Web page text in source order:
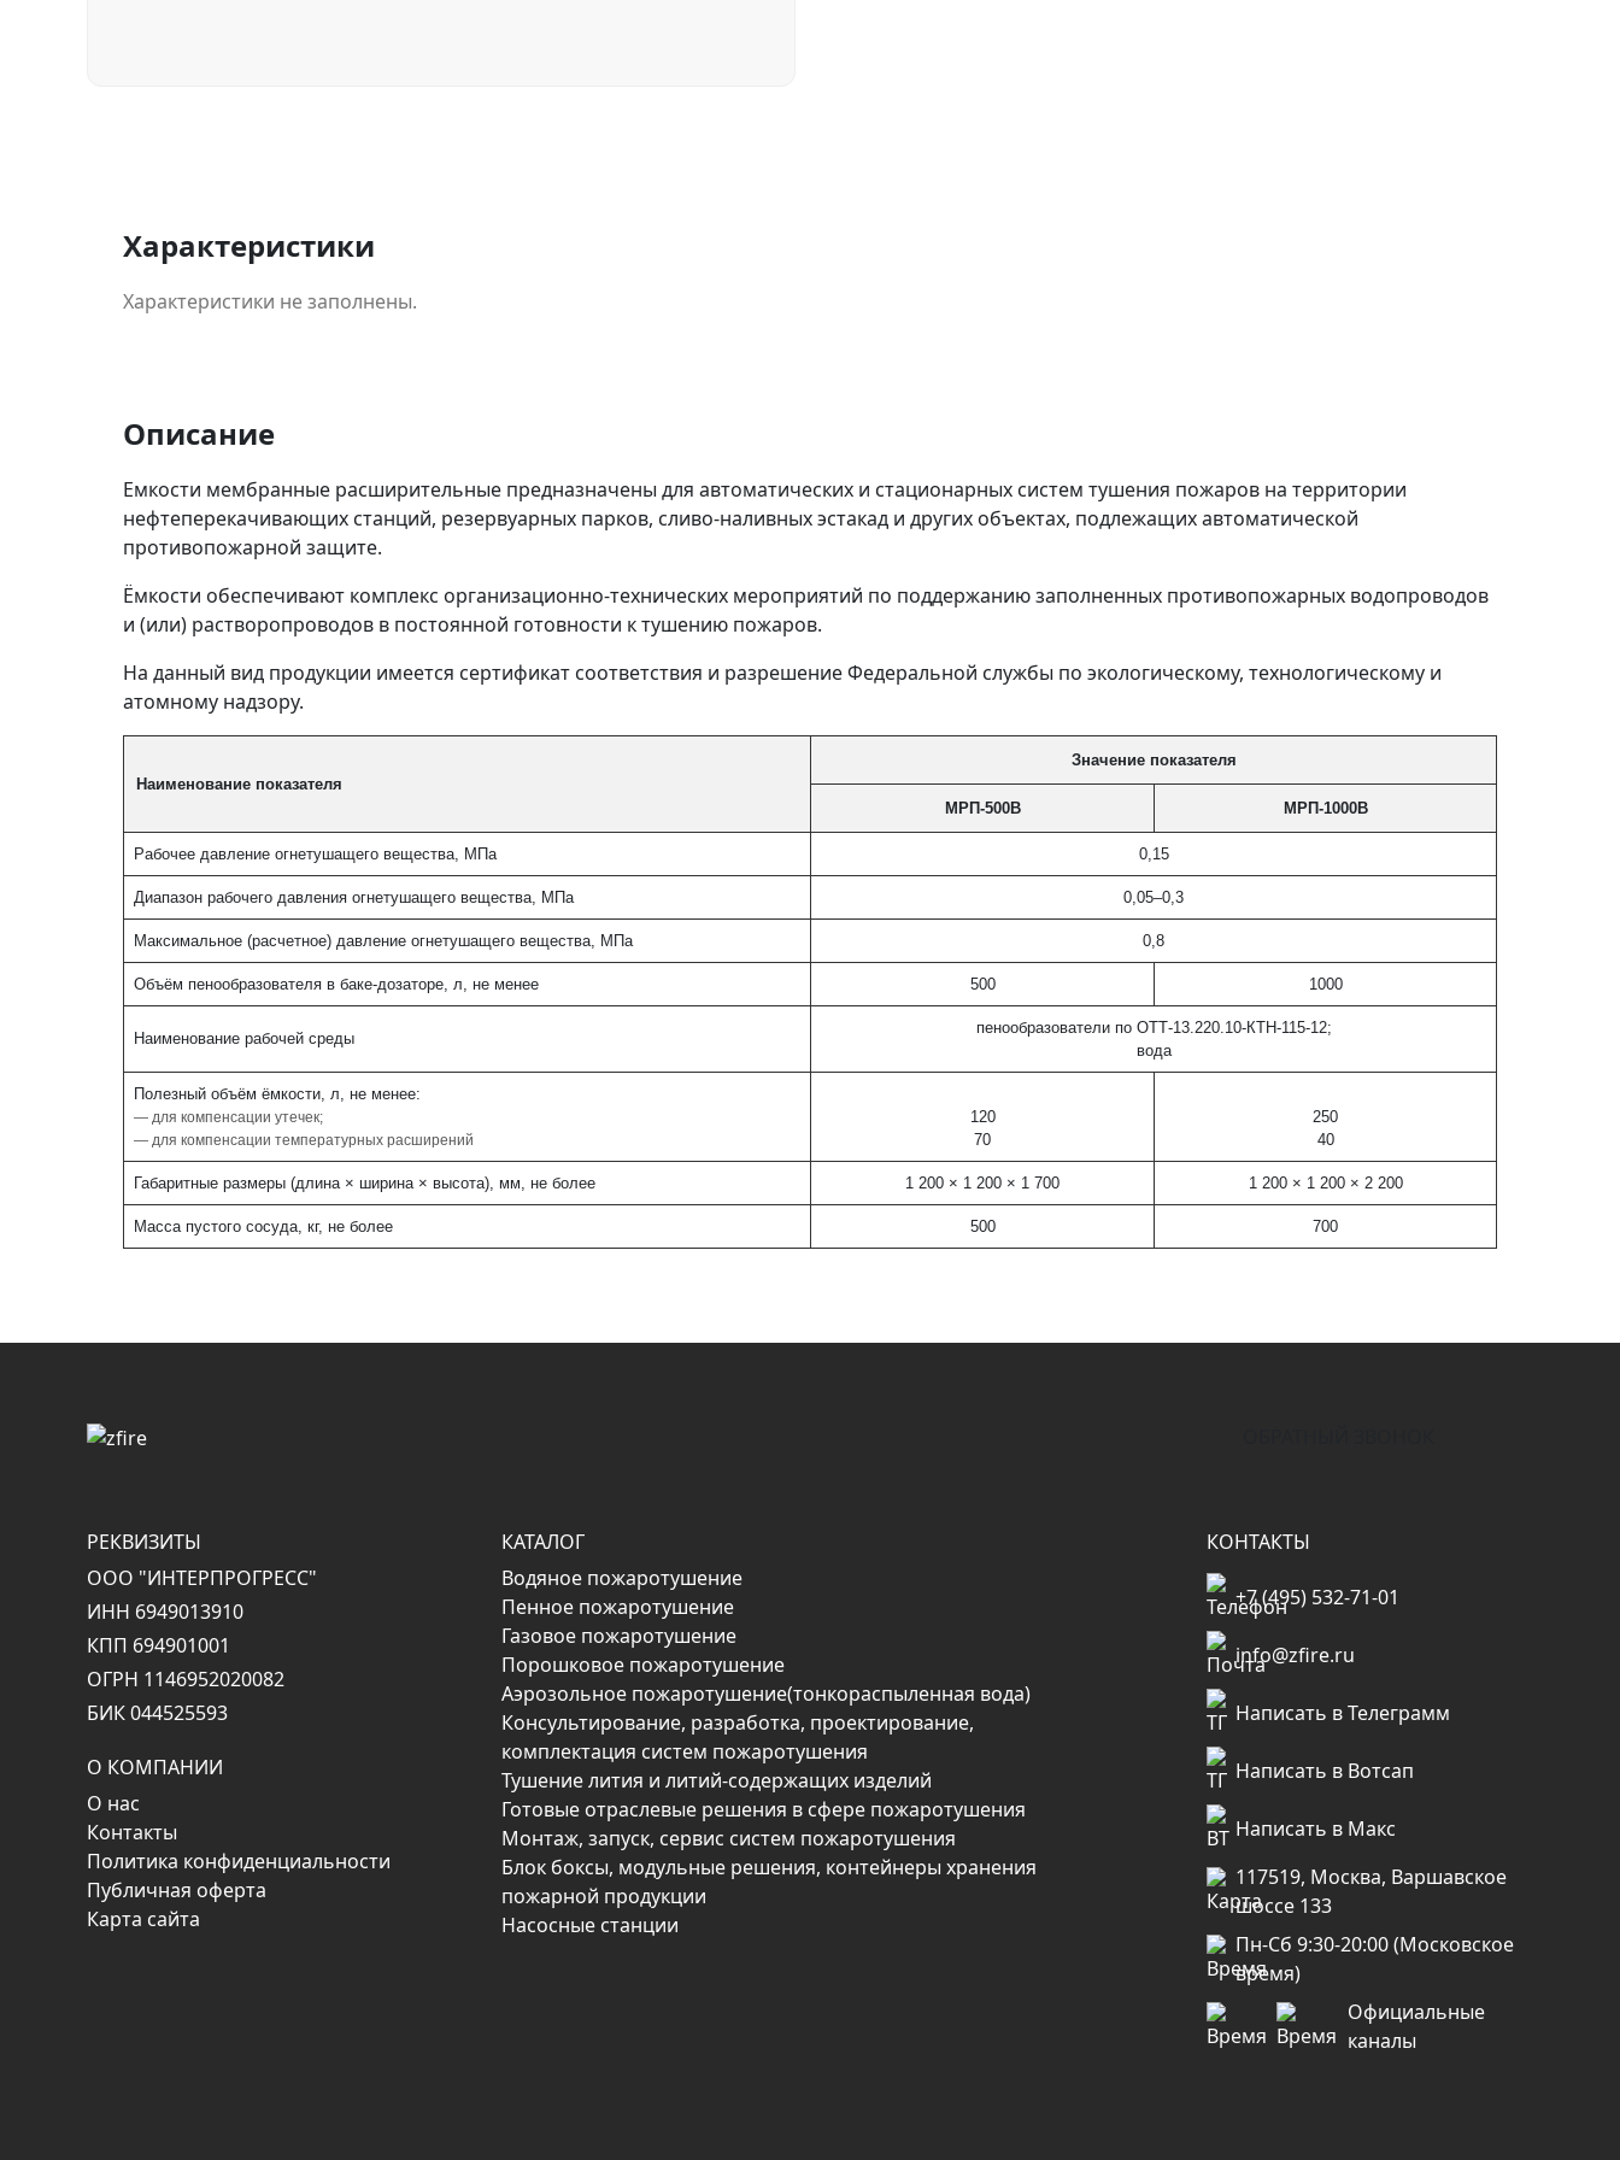
Характеристики
Характеристики не заполнены.
Описание
Емкости мембранные расширительные предназначены для автоматических и стационарных систем тушения пожаров на территории
нефтеперекачивающих станций, резервуарных парков, сливо-наливных эстакад и других объектах, подлежащих автоматической
противопожарной защите.
Ёмкости обеспечивают комплекс организационно-технических мероприятий по поддержанию заполненных противопожарных водопроводов
и (или) растворопроводов в постоянной готовности к тушению пожаров.
На данный вид продукции имеется сертификат соответствия и разрешение Федеральной службы по экологическому, технологическому и
атомному надзору.
Наименование показателя
Значение показателя
МРП-500В МРП-1000В
Рабочее давление огнетушащего вещества, МПа 0,15
Диапазон рабочего давления огнетушащего вещества, МПа 0,05–0,3
Максимальное (расчетное) давление огнетушащего вещества, МПа 0,8
Объём пенообразователя в баке-дозаторе, л, не менее 500 1000
Наименование рабочей среды
пенообразователи по ОТТ-13.220.10-КТН-115-12;
вода
Полезный объём ёмкости, л, не менее:
— для компенсации утечек;
— для компенсации температурных расширений
120
70
250
40
Габаритные размеры (длина × ширина × высота), мм, не более 1 200 × 1 200 × 1 700 1 200 × 1 200 × 2 200
Масса пустого сосуда, кг, не более 500 700
РЕКВИЗИТЫ
ООО "ИНТЕРПРОГРЕСС"
ИНН 6949013910
КПП 694901001
ОГРН 1146952020082
БИК 044525593
О КОМПАНИИ
О нас
Контакты
Политика конфиденциальности
Публичная оферта
Карта сайта
КАТАЛОГ
Водяное пожаротушение
Пенное пожаротушение
Газовое пожаротушение
Порошковое пожаротушение
Аэрозольное пожаротушение(тонкораспыленная вода)
Консультирование, разработка, проектирование,
комплектация систем пожаротушения
Тушение лития и литий-содержащих изделий
Готовые отраслевые решения в сфере пожаротушения
Монтаж, запуск, сервис систем пожаротушения
Блок боксы, модульные решения, контейнеры хранения
пожарной продукции
Насосные станции
КОНТАКТЫ
+7 (495) 532-71-01
info@zfire.ru
Написать в Телеграмм
Написать в Вотсап
Написать в Макс
117519, Москва, Варшавское
шоссе 133
Пн-Сб 9:30-20:00 (Московское
время)
Официальные
каналы